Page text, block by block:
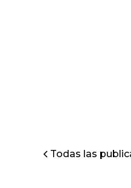
Todas las